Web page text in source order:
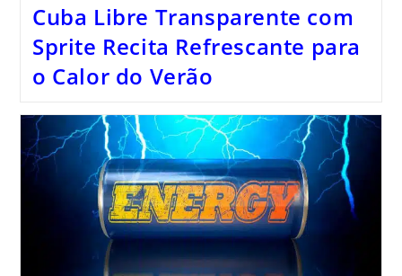
Cuba Libre Transparente com
Sprite Recita Refrescante para
o Calor do Verão